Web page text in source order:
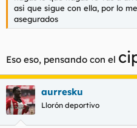
asi que sigue con ella, por lo
asegurados
Eso eso, pensando con el
aurresku
Llorón deportivo